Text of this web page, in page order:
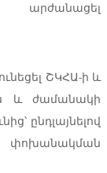
ՇԿՀԱ-ի և
և ժամանակի
ընդլայնելով